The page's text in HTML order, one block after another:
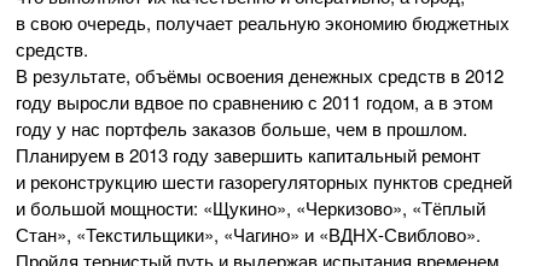
в свою очередь, получает реальную экономию бюджетных
средств.
В результате, объёмы освоения денежных средств в 2012
году выросли вдвое по сравнению с 2011 годом, а в этом
году у нас портфель заказов больше, чем в прошлом.
Планируем в 2013 году завершить капитальный ремонт
и реконструкцию шести газорегуляторных пунктов средней
и большой мощности: «Щукино», «Черкизово», «Тёплый
Стан», «Текстильщики», «Чагино» и «ВДНХ-Свиблово».
Пройдя тернистый путь и выдержав испытания временем,